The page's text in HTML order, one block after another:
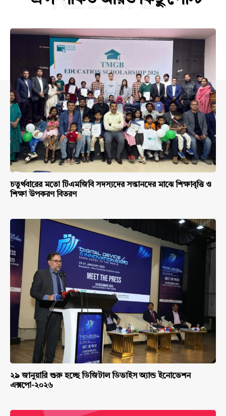
চতুর্থবারের মতো টিএমজিবি সদস্যদের সন্তানদের মাঝে শিক্ষাবৃত্তি ও
শিক্ষা উপকরণ বিতরণ
২৯ জানুয়ারি শুরু হচ্ছে ডিজিটাল ডিভাইস অ্যান্ড ইনোভেশন
এক্সপো-২০২৬